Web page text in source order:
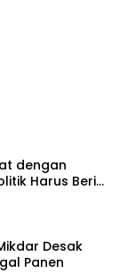
dengan
Harus Beri
Desak
Panen